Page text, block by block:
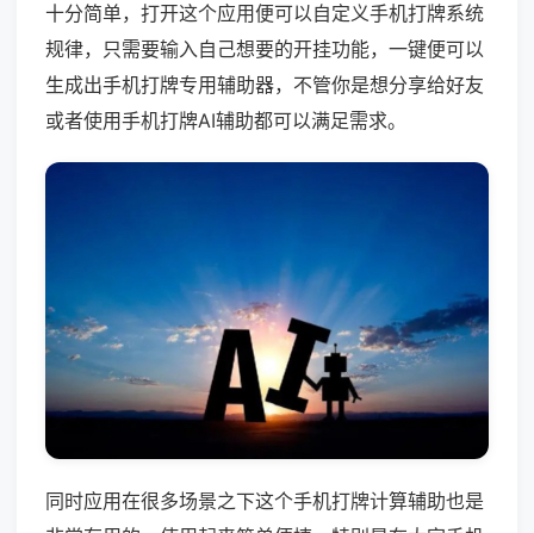
十分简单，打开这个应用便可以自定义手机打牌系统
规律，只需要输入自己想要的开挂功能，一键便可以
生成出手机打牌专用辅助器，不管你是想分享给好友
或者使用手机打牌AI辅助都可以满足需求。
同时应用在很多场景之下这个手机打牌计算辅助也是